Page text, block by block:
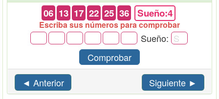
06 13 17 22 25 36 Sueño:4
Escriba sus números para comprobar
Sueño:
Comprobar
◄ Anterior
Siguiente ►